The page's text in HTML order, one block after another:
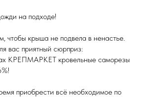
на подходе!
чтобы крыша не подвела в ненастье.
вас приятный сюрприз:
КРЕПМАРКЕТ кровельные саморезы
приобрести всё необходимое по